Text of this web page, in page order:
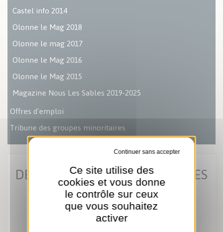
Castel info 2014
Olonne le Mag 2018
Olonne le mag 2017
Olonne le Mag 2016
Olonne le Mag 2015
Magazine Nous Les Sables 2019-2025
Offres d'emploi
Tribune des groupes minoritaires
DERNIÈRES ACTUS MUNICIPALES
Ce site utilise des
cookies et vous donne
le contrôle sur ceux
que vous souhaitez
activer
Tout refuser